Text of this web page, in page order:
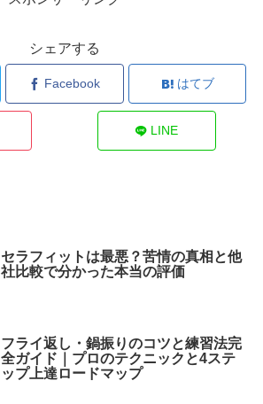
シェアする
Facebook はてブ
LINE
セラフィットは最悪？苦情の真相と他
社比較で分かった本当の評価
フライ返し・鍋振りのコツと練習法完
全ガイド｜プロのテクニックと4ステ
ップ上達ロードマップ